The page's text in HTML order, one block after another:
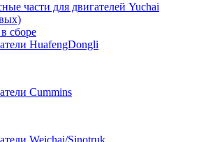
части для двигателей Yuchai
сборе
HuafengDongli
Cummins
Weichai/Sinotruk